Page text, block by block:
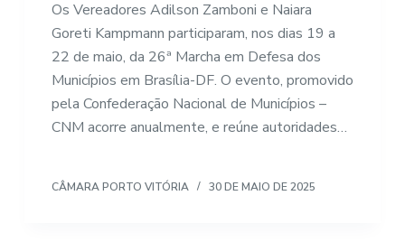
Os Vereadores Adilson Zamboni e Naiara
Goreti Kampmann participaram, nos dias 19 a
22 de maio, da 26ª Marcha em Defesa dos
Municípios em Brasília-DF. O evento, promovido
pela Confederação Nacional de Municípios –
CNM acorre anualmente, e reúne autoridades…
CÂMARA PORTO VITÓRIA 30 DE MAIO DE 2025